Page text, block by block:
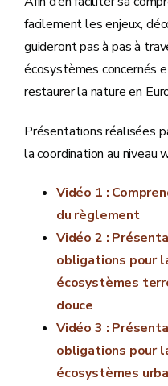
facilement les enjeux,
guideront pas à pas à
écosystèmes concernés
restaurer la nature en
Présentations réalisées
la coordination au niveau
Vidéo 1 :
du règlement
Vidéo 2 :
obligations pour
écosystèmes
douce
Vidéo 3 :
obligations pour
écosystèmes